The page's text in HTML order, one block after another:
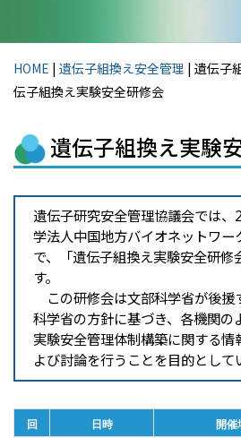
HOME | 遺伝子組換え安全管理 | 遺伝子
伝子組換え実験安全研修会
遺伝子組換え実験
遺伝子研究安全管理協議会では
学法人中国地方バイオネットワー
で、「遺伝子組換え実験安全研修
す。
この研修会は文部科学省が後援
科学省の方針に基づき、各機関の
実験安全管理体制構築に関する情
よび討論を行うことを目的として
回 日時 開催